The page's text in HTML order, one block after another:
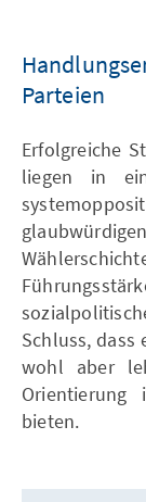
Parteien
Erfolgreiche
liegen in
Schluss, dass
wohl aber
Orientierung
bieten.